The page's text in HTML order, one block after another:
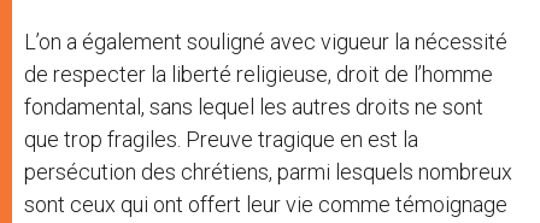
L’on a également souligné avec vigueur la nécessité
de respecter la liberté religieuse, droit de l’homme
fondamental, sans lequel les autres droits ne sont
que trop fragiles. Preuve tragique en est la
persécution des chrétiens, parmi lesquels nombreux
sont ceux qui ont offert leur vie comme témoignage